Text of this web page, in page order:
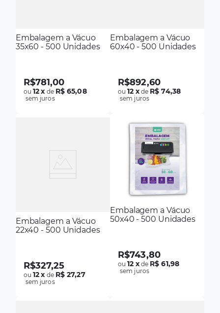
Embalagem a Vácuo
35x60 - 500 Unidades
R$781,00
ou12x de R$ 65,08
sem juros
Embalagem a Vácuo
60x40 - 500 Unidades
R$892,60
ou12 xde R$ 74,38
sem juros
Embalagem a Vácuo
22x40 - 500 Unidades
R$327,25
ou12x de R$ 27,27
sem juros
Embalagem a Vácuo
50x40 - 500 Unidades
R$743,80
ou12 xde R$ 61,98
sem juros